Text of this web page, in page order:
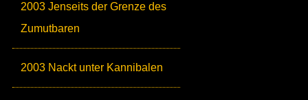
2003 Jenseits der Grenze des
Zumutbaren
2003 Nackt unter Kannibalen